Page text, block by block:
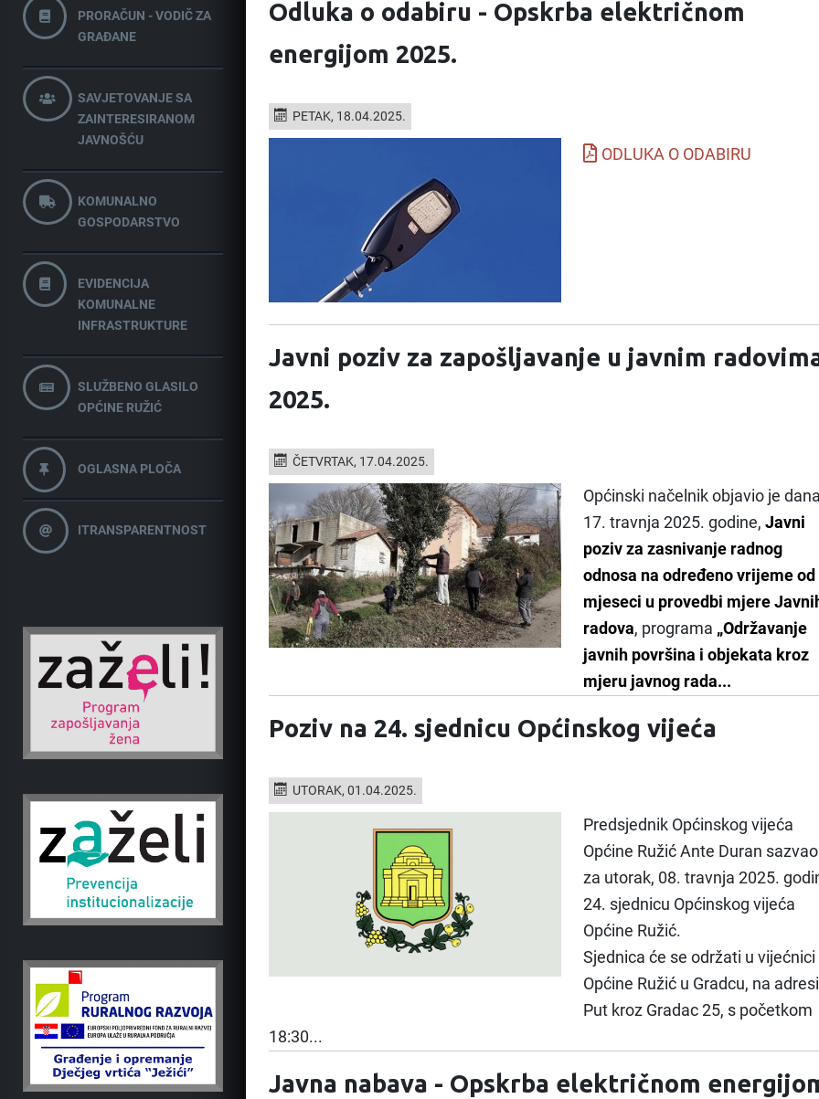
PRORAČUN - VODIČ ZA
GRAĐANE
SAVJETOVANJE SA
ZAINTERESIRANOM
JAVNOŠĆU
KOMUNALNO
GOSPODARSTVO
EVIDENCIJA
KOMUNALNE
INFRASTRUKTURE
SLUŽBENO GLASILO
OPĆINE RUŽIĆ
OGLASNA PLOČA
ITRANSPARENTNOST
Odluka o odabiru - Opskrba električnom
energijom 2025.
PETAK, 18.04.2025.
ODLUKA O ODABIRU
Javni poziv za zapošljavanje u javnim
2025.
ČETVRTAK, 17.04.2025.
Općinski načelnik objavio je
17. travnja 2025. godine, Javni
poziv za zasnivanje radnog
odnosa na određeno vrijeme od
mjeseci u provedbi mjere
radova, programa „Održavanje
javnih površina i objekata kroz
mjeru javnog rada...
Poziv na 24. sjednicu Općinskog vijeća
UTORAK, 01.04.2025.
Predsjednik Općinskog vijeća
Općine Ružić Ante Duran
za utorak, 08. travnja 2025.
24. sjednicu Općinskog vijeća
Općine Ružić.
Sjednica će se održati u vijećnici
Općine Ružić u Gradcu, na adresi
Put kroz Gradac 25, s početkom
18:30...
Javna nabava - Opskrba električnom